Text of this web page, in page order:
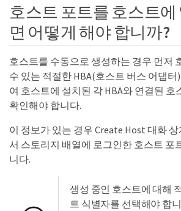
호스트 포트를 호스트
면 어떻게 해야 합니까?
호스트를 수동으로 생성하는 경우 먼저
수 있는 적절한 HBA(호스트 버스 어댑
여 호스트에 설치된 각 HBA와 연결된 호
확인해야 합니다.
이 정보가 있는 경우 Create Host 대화
서 스토리지 배열에 로그인한 호스트 포
니다.
생성 중인 호스트에 대해
트 식별자를 선택해야 합